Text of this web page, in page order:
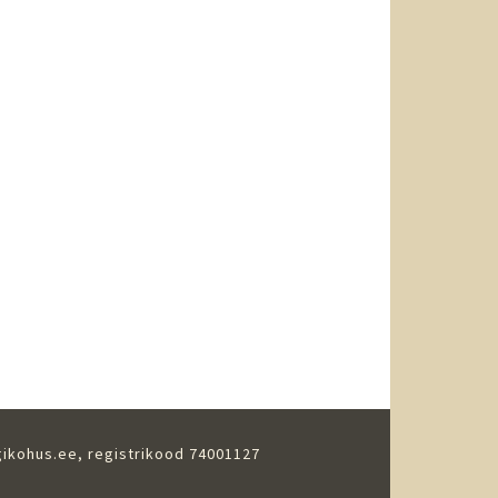
, registrikood 74001127